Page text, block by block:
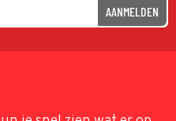
AANMELDEN